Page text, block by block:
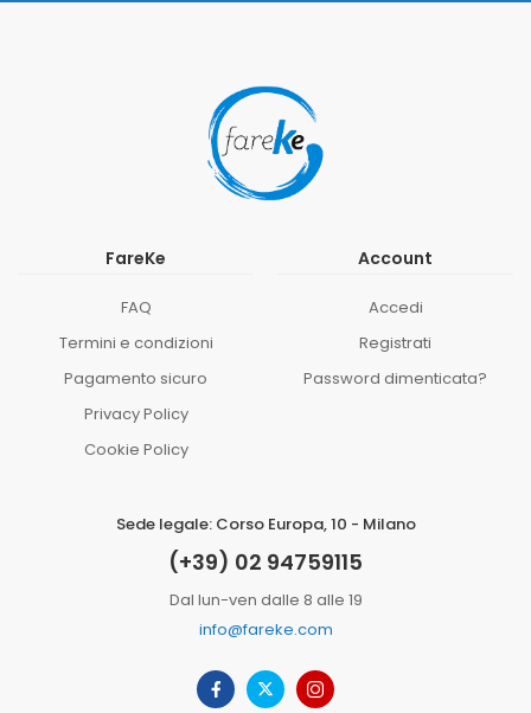
FareKe
FAQ
Termini e condizioni
Pagamento sicuro
Privacy Policy
Cookie Policy
Account
Accedi
Registrati
Password dimenticata?
Sede legale: Corso Europa, 10 - Milano
(+39) 02 94759115
Dal lun-ven dalle 8 alle 19
info@fareke.com